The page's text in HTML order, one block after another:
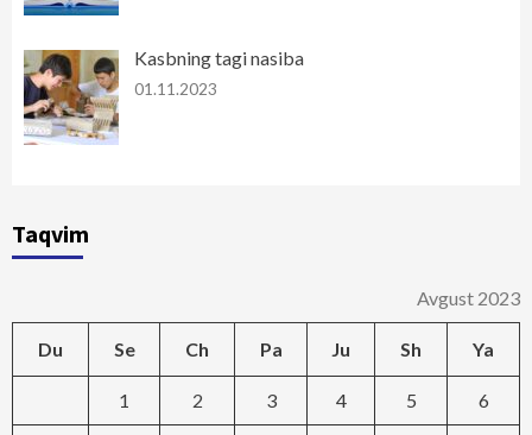
Kasbning tagi nasiba
01.11.2023
Taqvim
Avgust 2023
Du Se Ch Pa Ju Sh Ya
1 2 3 4 5 6